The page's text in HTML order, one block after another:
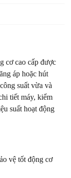
cơ cao cấp được
áp hoặc hút
suất vừa và
tiết máy, kiểm
suất hoạt động
vệ tốt động cơ